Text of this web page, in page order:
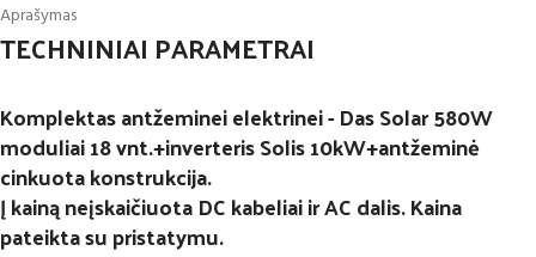
Aprašymas
TECHNINIAI PARAMETRAI
Komplektas antžeminei elektrinei - Das Solar 580W
moduliai 18 vnt.+inverteris Solis 10kW+antžeminė
cinkuota konstrukcija.
Į kainą neįskaičiuota DC kabeliai ir AC dalis. Kaina
pateikta su pristatymu.